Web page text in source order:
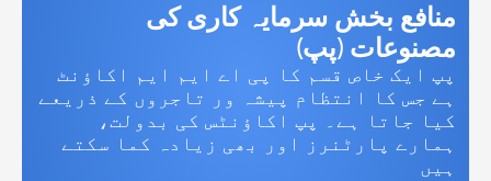
منافع بخش سرمایہ کاری کی
مصنوعات (پپ)
پپ ایک خاص قسم کا پی اے ایم ایم اکاؤنٹ
ہے جس کا انتظام پیشہ ور تاجروں کے ذریعے
کیا جاتا ہے۔ پپ اکاؤنٹس کی بدولت،
ہمارے پارٹنرز اور بھی زیادہ کما سکتے
ہیں